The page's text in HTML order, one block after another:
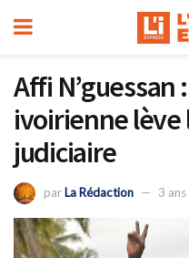
Affi N’guessan
ivoirienne lève
judiciaire
parLa Rédaction 3 ans